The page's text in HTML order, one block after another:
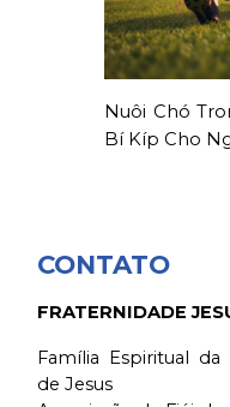
Nuôi Chó
Bí Kíp Cho
CONTATO
FRATERNIDADE
Família Espiritual
de Jesus